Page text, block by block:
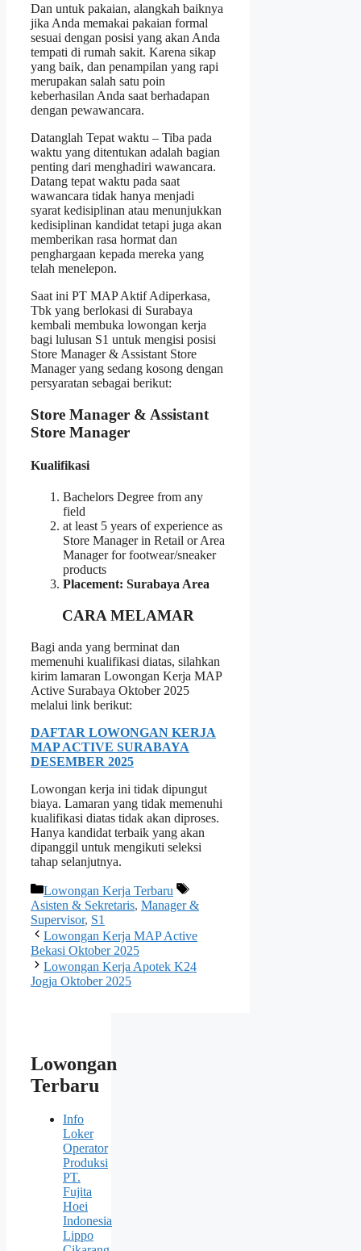
Dan untuk pakaian, alangkah baiknya
jika Anda memakai pakaian formal
sesuai dengan posisi yang akan Anda
tempati di rumah sakit. Karena sikap
yang baik, dan penampilan yang rapi
merupakan salah satu poin
keberhasilan Anda saat berhadapan
dengan pewawancara.
Datanglah Tepat waktu – Tiba pada
waktu yang ditentukan adalah bagian
penting dari menghadiri wawancara.
Datang tepat waktu pada saat
wawancara tidak hanya menjadi
syarat kedisiplinan atau menunjukkan
kedisiplinan kandidat tetapi juga akan
memberikan rasa hormat dan
penghargaan kepada mereka yang
telah menelepon.
Saat ini PT MAP Aktif Adiperkasa,
Tbk yang berlokasi di Surabaya
kembali membuka lowongan kerja
bagi lulusan S1 untuk mengisi posisi
Store Manager & Assistant Store
Manager yang sedang kosong dengan
persyaratan sebagai berikut:
Store Manager & Assistant
Store Manager
Kualifikasi
Bachelors Degree from any
field
at least 5 years of experience as
Store Manager in Retail or Area
Manager for footwear/sneaker
products
Placement: Surabaya Area
CARA MELAMAR
Bagi anda yang berminat dan
memenuhi kualifikasi diatas, silahkan
kirim lamaran Lowongan Kerja MAP
Active Surabaya Oktober 2025
melalui link berikut:
DAFTAR LOWONGAN KERJA
MAP ACTIVE SURABAYA
DESEMBER 2025
Lowongan kerja ini tidak dipungut
biaya. Lamaran yang tidak memenuhi
kualifikasi diatas tidak akan diproses.
Hanya kandidat terbaik yang akan
dipanggil untuk mengikuti seleksi
tahap selanjutnya.
Kategori
Lowongan Kerja Terbaru
Tag
Asisten & Sekretaris, Manager &
Supervisor, S1
Lowongan Kerja MAP Active
Bekasi Oktober 2025
Lowongan Kerja Apotek K24
Jogja Oktober 2025
Lowongan
Terbaru
Info
Loker
Operator
Produksi
PT.
Fujita
Hoei
Indonesia
Lippo